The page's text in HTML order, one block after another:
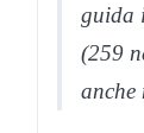
guida
(259
anche